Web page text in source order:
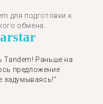
для подготовки к
обмена.
star
Tandem! Раньше на
предложение
задумываясь!"